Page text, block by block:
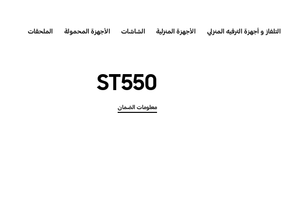
التلفاز و أجهزة الترفيه المنزلي الأجهزة المنزلية الشاشات الأجهزة المحمولة الملحقات
ST550
معلومات الضمان